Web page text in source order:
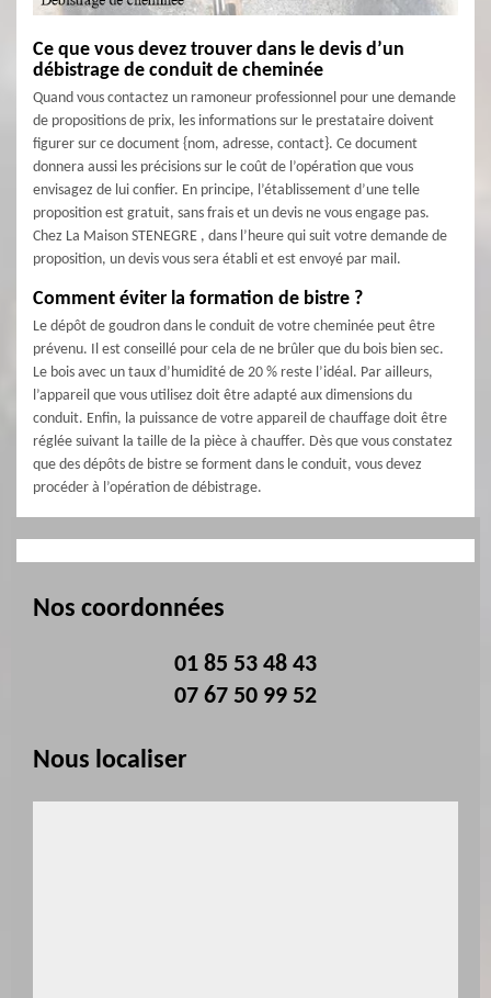
Ce que vous devez trouver dans le devis d’un
débistrage de conduit de cheminée
Quand vous contactez un ramoneur professionnel pour une demande
de propositions de prix, les informations sur le prestataire doivent
figurer sur ce document {nom, adresse, contact}. Ce document
donnera aussi les précisions sur le coût de l’opération que vous
envisagez de lui confier. En principe, l’établissement d’une telle
proposition est gratuit, sans frais et un devis ne vous engage pas.
Chez La Maison STENEGRE , dans l’heure qui suit votre demande de
proposition, un devis vous sera établi et est envoyé par mail.
Comment éviter la formation de bistre ?
Le dépôt de goudron dans le conduit de votre cheminée peut être
prévenu. Il est conseillé pour cela de ne brûler que du bois bien sec.
Le bois avec un taux d’humidité de 20 % reste l’idéal. Par ailleurs,
l’appareil que vous utilisez doit être adapté aux dimensions du
conduit. Enfin, la puissance de votre appareil de chauffage doit être
réglée suivant la taille de la pièce à chauffer. Dès que vous constatez
que des dépôts de bistre se forment dans le conduit, vous devez
procéder à l’opération de débistrage.
Nos coordonnées
01 85 53 48 43
07 67 50 99 52
Nous localiser